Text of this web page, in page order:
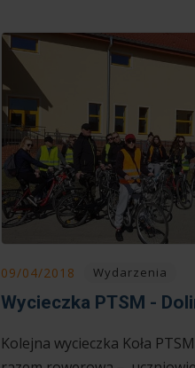
09/04/2018 Wydarzenia
Wycieczka PTSM -
Kolejna wycieczka Koła